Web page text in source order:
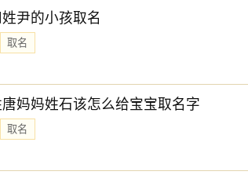
尹的小孩取名
取名
妈妈姓石该怎么给宝宝取名字
取名